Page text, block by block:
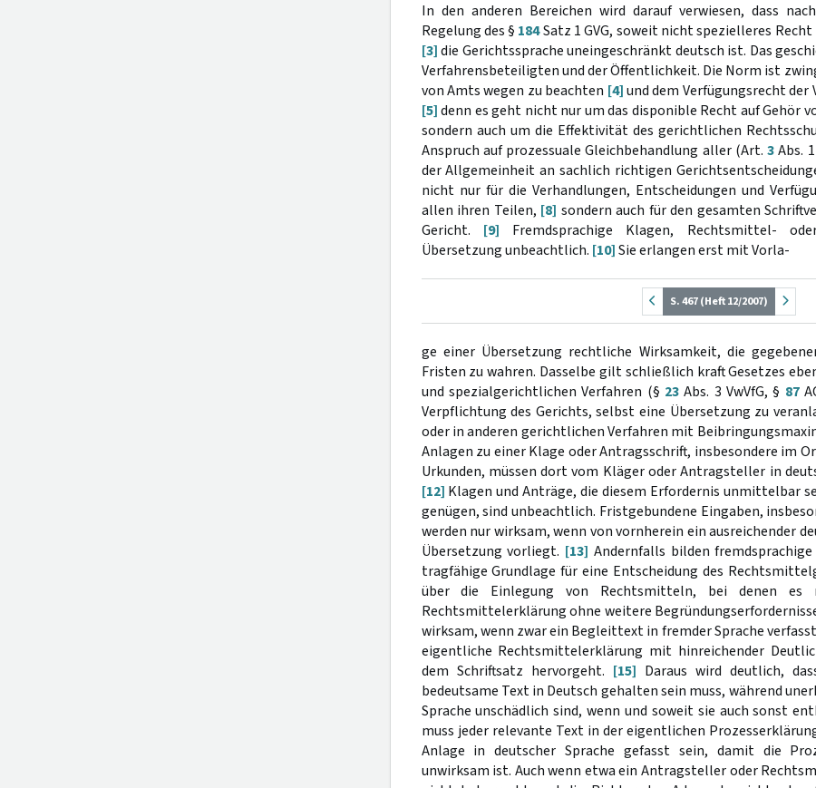
In den anderen Bereichen wird darauf verwiesen, dass
Regelung des § 184Satz 1 GVG, soweit nicht spezielleres
[3]die Gerichtssprache uneingeschränkt deutsch ist. Das
Verfahrensbeteiligten und der Öffentlichkeit. Die Norm ist
von Amts wegen zu beachten [4]und dem Verfügungsrecht
[5]denn es geht nicht nur um das disponible Recht auf Gehör
sondern auch um die Effektivität des gerichtlichen
Anspruch auf prozessuale Gleichbehandlung aller (Art.3Abs.
der Allgemeinheit an sachlich richtigen
nicht nur für die Verhandlungen, Entscheidungen und
allen ihren Teilen, [8] sondern auch für den gesamten
Gericht. [9] Fremdsprachige Klagen, Rechtsmittel-
Übersetzung unbeachtlich. [10]Sie erlangen erst mit Vorla-
S. 467 (Heft 12/2007)
ge einer Übersetzung rechtliche Wirksamkeit, die
Fristen zu wahren. Dasselbe gilt schließlich kraft Gesetzes
und spezialgerichtlichen Verfahren (§ 23Abs. 3 VwVfG, § 87
Verpflichtung des Gerichts, selbst eine Übersetzung zu
oder in anderen gerichtlichen Verfahren mit
Anlagen zu einer Klage oder Antragsschrift, insbesondere im
Urkunden, müssen dort vom Kläger oder Antragsteller in
[12] Klagen und Anträge, die diesem Erfordernis unmittelbar
genügen, sind unbeachtlich. Fristgebundene Eingaben,
werden nur wirksam, wenn von vornherein ein ausreichender
Übersetzung vorliegt. [13] Andernfalls bilden
tragfähige Grundlage für eine Entscheidung des
über die Einlegung von Rechtsmitteln, bei denen
Rechtsmittelerklärung ohne weitere
wirksam, wenn zwar ein Begleittext in fremder Sprache
eigentliche Rechtsmittelerklärung mit hinreichender
dem Schriftsatz hervorgeht. [15] Daraus wird deutlich,
bedeutsame Text in Deutsch gehalten sein muss, während
Sprache unschädlich sind, wenn und soweit sie auch sonst
muss jeder relevante Text in der eigentlichen
Anlage in deutscher Sprache gefasst sein, damit die
unwirksam ist. Auch wenn etwa ein Antragsteller oder